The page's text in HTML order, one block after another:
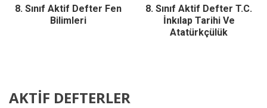
AKTİF DEFTERLER
8. Sınıf Aktif Defter Fen
Bilimleri
8. Sınıf Aktif Defter T.C.
İnkılap Tarihi Ve
Atatürkçülük